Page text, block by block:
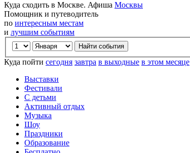
Куда сходить в Москве. Афиша Москвы
Помощник и путеводитель
по интересным местам
и лучшим событиям
Куда пойти сегодня завтра в выходные в этом месяце
Выставки
Фестивали
С детьми
Активный отдых
Музыка
Шоу
Праздники
Образование